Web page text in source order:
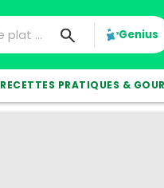
Genius
RECETTES PRATIQUES &